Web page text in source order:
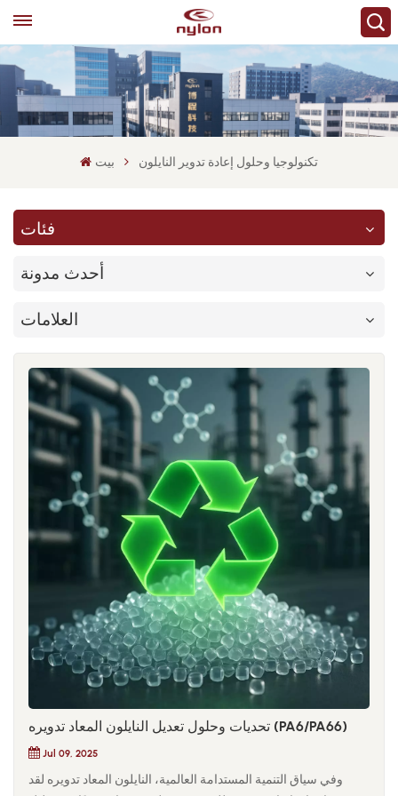
بيت تكنولوجيا وحلول إعادة تدوير النايلون
فئات
أحدث مدونة
العلامات
تحديات وحلول تعديل النايلون المعاد تدويره (PA6/PA66)
Jul 09, 2025
وفي سياق التنمية المستدامة العالمية، النايلون المعاد تدويره لقد